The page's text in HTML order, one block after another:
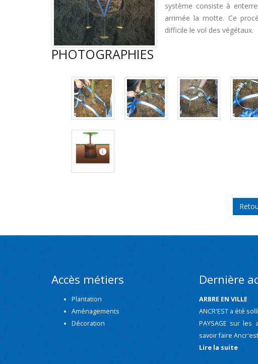
système consiste à
arrimée la motte. Ce
difficile le vol des végétaux.
PHOTOGRAPHIES
Accès métiers
Plantation
Aménagements
Décoration
Dernière
ARBRE EN VILLE
ANCR'EST a été
PAYSAGE sur
savoir faire
Lire la suite